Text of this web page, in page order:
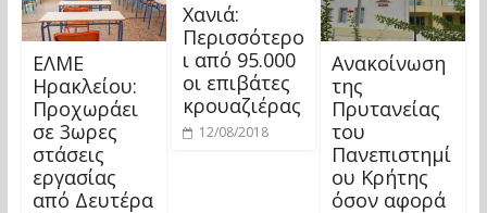
ΕΛΜΕ
Ηρακλείου:
Προχωράει
σε 3ωρες
στάσεις
εργασίας
από Δευτέρα
Χανιά:
Περισσότερο
ι από 95.000
οι επιβάτες
κρουαζιέρας
12/08/2018
Ανακοίνωση
της
Πρυτανείας
του
Πανεπιστημί
ου Κρήτης
όσον αφορά